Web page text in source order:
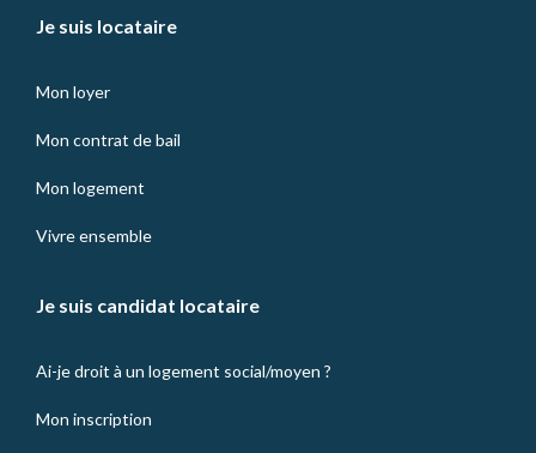
Je suis locataire
Mon loyer
Mon contrat de bail
Mon logement
Vivre ensemble
Je suis candidat locataire
Ai-je droit à un logement social/moyen ?
Mon inscription